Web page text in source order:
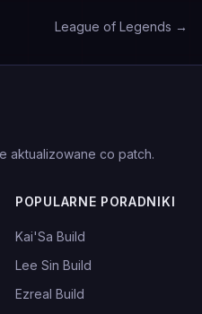
League of Legends →
aktualizowane co patch.
POPULARNE PORADNIKI
Kai'Sa Build
Lee Sin Build
Ezreal Build